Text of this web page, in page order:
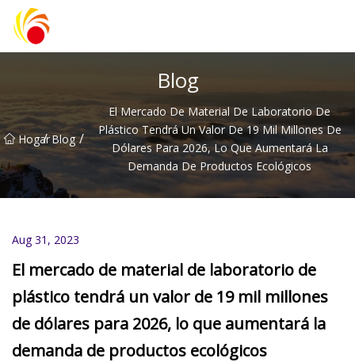
Blog
Hogar
/ Blog /
El Mercado De Material De Laboratorio De
Plástico Tendrá Un Valor De 19 Mil Millones De
Dólares Para 2026, Lo Que Aumentará La
Demanda De Productos Ecológicos
Aug 31, 2023
El mercado de material de laboratorio de
plástico tendrá un valor de 19 mil millones
de dólares para 2026, lo que aumentará la
demanda de productos ecológicos